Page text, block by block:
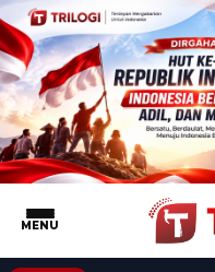
MENU